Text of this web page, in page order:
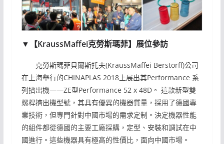
▼【KraussMaffei克勞斯瑪菲】展位參訪
克勞斯瑪菲貝爾斯托夫(KraussMaffei Berstorff)公司
在上海舉行的CHINAPLAS 2018上展出其Performance 系
列擠出機——ZE型Performance 52 x 48D。 這款新型雙
螺桿擠出機型號，其具有優異的機器質量，採用了德國專
業技術，但專門針對中國市場的需求定制。決定機器性能
的組件都從德國的主要工廠採購，定型、安裝和調試在中
國進行。這些機器具有極高的性價比，面向中國市場。